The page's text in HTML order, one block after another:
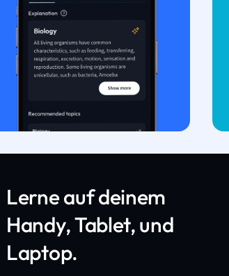
Lerne auf deinem
Handy, Tablet, und
Laptop.